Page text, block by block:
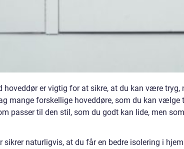
hoveddør er vigtig for at sikre, at du kan være tryg,
mange forskellige hoveddøre, som du kan
passer til den stil, som du godt kan lide, men
sikrer naturligvis, at du får en bedre isolering i